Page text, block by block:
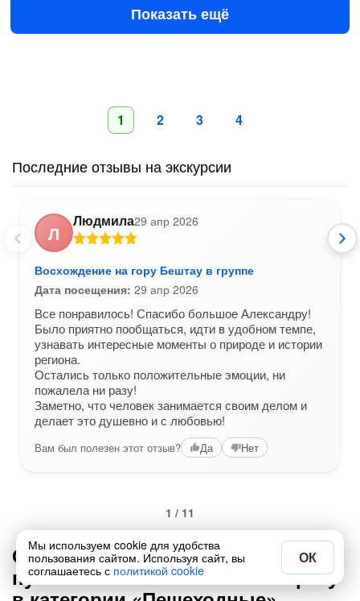
Показать ещё
1 2 3 4
Последние отзывы на экскурсии
Л
Людмила29 апр 2026
Восхождение на гору Бештау в группе
Дата посещения: 29 апр 2026
Все понравилось! Спасибо большое Александру!
Было приятно пообщаться, идти в удобном темпе,
узнавать интересные моменты о природе и истории
региона.
Остались только положительные эмоции, ни
пожалела ни разу!
Заметно, что человек занимается своим делом и
делает это душевно и с любовью!
Вам был полезен этот отзыв? Да Нет
1 / 11
Ответы на вопросы от
путешественников по Пятигорску
Мы используем cookie для удобства
пользования сайтом. Используя сайт, вы
соглашаетесь с политикой cookie
ОК